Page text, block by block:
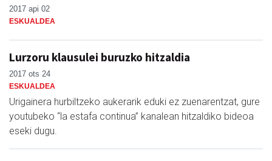
2017 api 02
ESKUALDEA
Lurzoru klausulei buruzko hitzaldia
2017 ots 24
ESKUALDEA
Urigainera hurbiltzeko aukerarik eduki ez zuenarentzat, gure
youtubeko “la estafa continua” kanalean hitzaldiko bideoa
eseki dugu.